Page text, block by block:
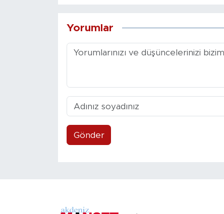
Yorumlar
Gönder